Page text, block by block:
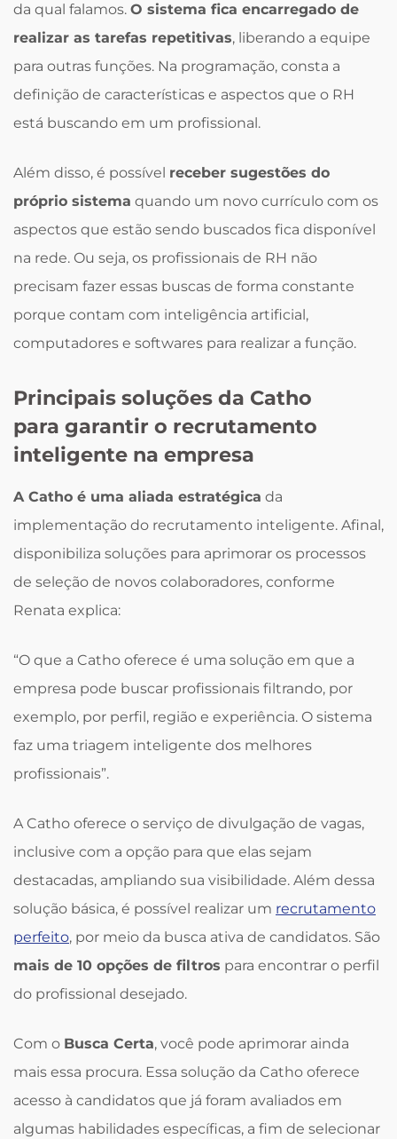
da qual falamos. O sistema fica encarregado de
realizar as tarefas repetitivas, liberando a equipe
para outras funções. Na programação, consta a
definição de características e aspectos que o RH
está buscando em um profissional.
Além disso, é possível receber sugestões do
próprio sistema quando um novo currículo com os
aspectos que estão sendo buscados fica disponível
na rede. Ou seja, os profissionais de RH não
precisam fazer essas buscas de forma constante
porque contam com inteligência artificial,
computadores e softwares para realizar a função.
Principais soluções da Catho
para garantir o recrutamento
inteligente na empresa
A Catho é uma aliada estratégica da
implementação do recrutamento inteligente. Afinal,
disponibiliza soluções para aprimorar os processos
de seleção de novos colaboradores, conforme
Renata explica:
“O que a Catho oferece é uma solução em que a
empresa pode buscar profissionais filtrando, por
exemplo, por perfil, região e experiência. O sistema
faz uma triagem inteligente dos melhores
profissionais”.
A Catho oferece o serviço de divulgação de vagas,
inclusive com a opção para que elas sejam
destacadas, ampliando sua visibilidade. Além dessa
solução básica, é possível realizar um recrutamento
perfeito, por meio da busca ativa de candidatos. São
mais de 10 opções de filtros para encontrar o perfil
do profissional desejado.
Com o Busca Certa, você pode aprimorar ainda
mais essa procura. Essa solução da Catho oferece
acesso à candidatos que já foram avaliados em
algumas habilidades específicas, a fim de selecionar